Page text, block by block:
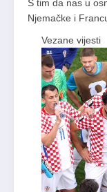
S tim da nas u
Njemačke i
Vezane vijesti